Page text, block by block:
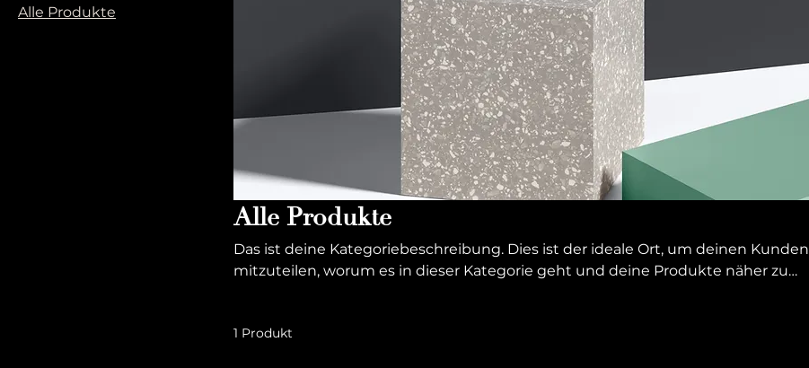
Alle Produkte
Alle Produkte
Das ist deine Kategoriebeschreibung. Dies ist der ideale Ort, um deinen Kunden
mitzuteilen, worum es in dieser Kategorie geht und deine Produkte näher zu
1 Produkt